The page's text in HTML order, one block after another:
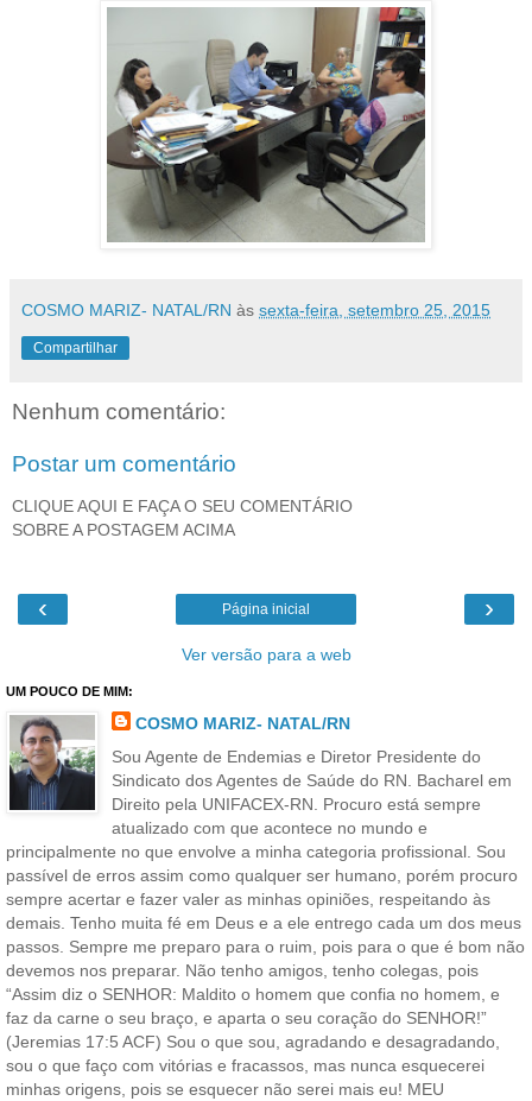
COSMO MARIZ- NATAL/RN às sexta-feira, setembro 25, 2015
Compartilhar
Nenhum comentário:
Postar um comentário
CLIQUE AQUI E FAÇA O SEU COMENTÁRIO
SOBRE A POSTAGEM ACIMA
‹ ›
Página inicial
Ver versão para a web
UM POUCO DE MIM:
COSMO MARIZ- NATAL/RN
Sou Agente de Endemias e Diretor Presidente do
Sindicato dos Agentes de Saúde do RN. Bacharel em
Direito pela UNIFACEX-RN. Procuro está sempre
atualizado com que acontece no mundo e
principalmente no que envolve a minha categoria profissional. Sou
passível de erros assim como qualquer ser humano, porém procuro
sempre acertar e fazer valer as minhas opiniões, respeitando às
demais. Tenho muita fé em Deus e a ele entrego cada um dos meus
passos. Sempre me preparo para o ruim, pois para o que é bom não
devemos nos preparar. Não tenho amigos, tenho colegas, pois
“Assim diz o SENHOR: Maldito o homem que confia no homem, e
faz da carne o seu braço, e aparta o seu coração do SENHOR!”
(Jeremias 17:5 ACF) Sou o que sou, agradando e desagradando,
sou o que faço com vitórias e fracassos, mas nunca esquecerei
minhas origens, pois se esquecer não serei mais eu! MEU